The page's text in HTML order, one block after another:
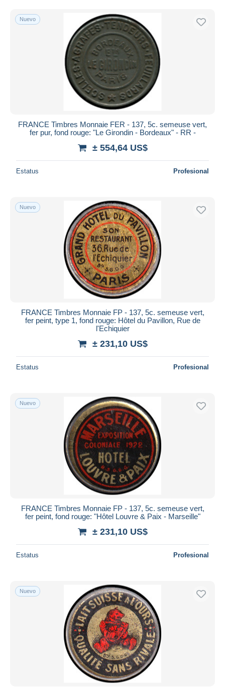
Envío gratis
Métodos de pago
PayPal
Transferencia bancaria
Visa
Mastercard
Bancontact
Maestro
Aplicar
Nuevo
FRANCE Timbres Monnaie FER - 137, 5c. semeuse vert,
fer pur, fond rouge: "Le Girondin - Bordeaux" - RR -
± 554,64 US$
Estatus Profesional
Nuevo
FRANCE Timbres Monnaie FP - 137, 5c. semeuse vert,
fer peint, type 1, fond rouge: Hôtel du Pavillon, Rue de
l'Echiquier
± 231,10 US$
Estatus Profesional
Nuevo
FRANCE Timbres Monnaie FP - 137, 5c. semeuse vert,
fer peint, fond rouge: "Hôtel Louvre & Paix - Marseille"
± 231,10 US$
Estatus Profesional
Nuevo